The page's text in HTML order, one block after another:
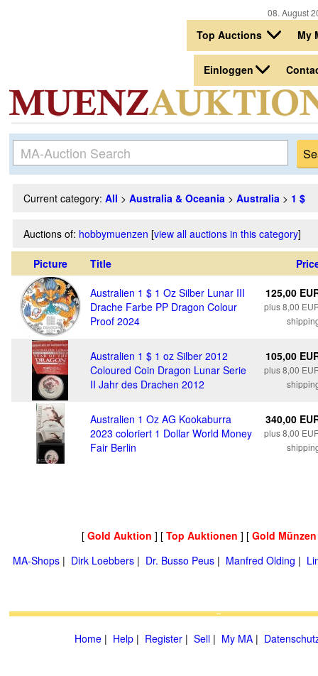
08. August
Top Auctions My
Einloggen
Current category: All > Australia & Oceania > Australia > 1 $
Auctions of: hobbymuenzen [view all auctions in this category]
Picture Title
Australien 1 $ 1 Oz Silber Lunar III
Drache Farbe PP Dragon Colour
Proof 2024
125,00
plus 8,00
Australien 1 $ 1 oz Silber 2012
Coloured Coin Dragon Lunar Serie
II Jahr des Drachen 2012
105,00
plus 8,00
Australien 1 Oz AG Kookaburra
2023 coloriert 1 Dollar World Money
Fair Berlin
340,00
plus 8,00
[ Gold Auktion ] [ Top Auktionen ] [ Gold
MA-Shops | Dirk Loebbers | Dr. Busso Peus | Manfred Olding |
Home | Help | Register | Sell | My MA |